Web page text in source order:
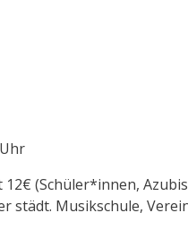
(Schüler*innen,
städt. Musikschule,